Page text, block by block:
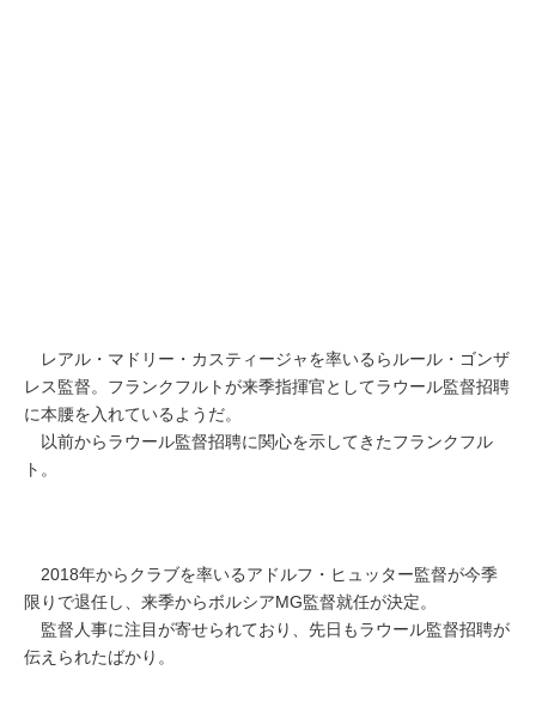
レアル・マドリー・カスティージャを率いるらルール・ゴンザ
レス監督。フランクフルトが来季指揮官としてラウール監督招聘
に本腰を入れているようだ。
以前からラウール監督招聘に関心を示してきたフランクフル
ト。
2018年からクラブを率いるアドルフ・ヒュッター監督が今季
限りで退任し、来季からボルシアMG監督就任が決定。
監督人事に注目が寄せられており、先日もラウール監督招聘が
伝えられたばかり。